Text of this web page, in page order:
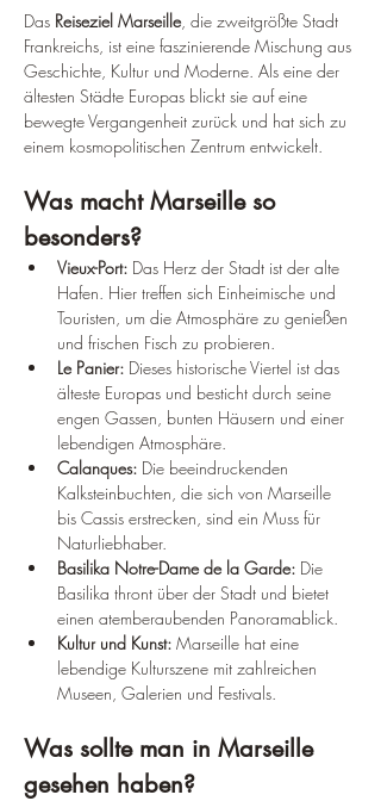
Das Reiseziel Marseille, die zweitgrößte Stadt
Frankreichs, ist eine faszinierende Mischung aus
Geschichte, Kultur und Moderne. Als eine der
ältesten Städte Europas blickt sie auf eine
bewegte Vergangenheit zurück und hat sich zu
einem kosmopolitischen Zentrum entwickelt.
Was macht Marseille so
besonders?
Vieux-Port: Das Herz der Stadt ist der alte
Hafen. Hier treffen sich Einheimische und
Touristen, um die Atmosphäre zu genießen
und frischen Fisch zu probieren.
Le Panier: Dieses historische Viertel ist das
älteste Europas und besticht durch seine
engen Gassen, bunten Häusern und einer
lebendigen Atmosphäre.
Calanques: Die beeindruckenden
Kalksteinbuchten, die sich von Marseille
bis Cassis erstrecken, sind ein Muss für
Naturliebhaber.
Basilika Notre-Dame de la Garde: Die
Basilika thront über der Stadt und bietet
einen atemberaubenden Panoramablick.
Kultur und Kunst: Marseille hat eine
lebendige Kulturszene mit zahlreichen
Museen, Galerien und Festivals.
Was sollte man in Marseille
gesehen haben?